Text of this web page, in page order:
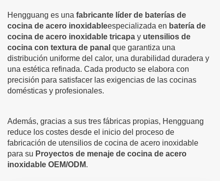
Hengguang es una fabricante líder de baterías de
cocina de acero inoxidableespecializada en batería de
cocina de acero inoxidable tricapa y utensilios de
cocina con textura de panal que garantiza una
distribución uniforme del calor, una durabilidad duradera y
una estética refinada. Cada producto se elabora con
precisión para satisfacer las exigencias de las cocinas
domésticas y profesionales.
Además, gracias a sus tres fábricas propias, Hengguang
reduce los costes desde el inicio del proceso de
fabricación de utensilios de cocina de acero inoxidable
para su Proyectos de menaje de cocina de acero
inoxidable OEM/ODM.